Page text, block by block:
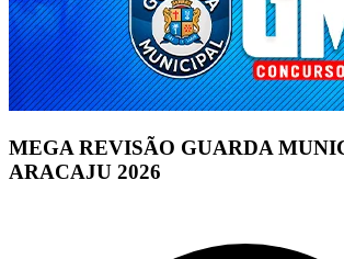
MEGA REVISÃO GUARDA
ARACAJU 2026